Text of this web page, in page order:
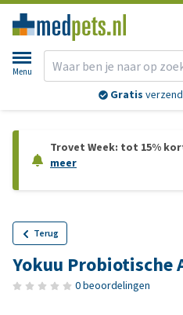
Menu
Gratis
Trovet Week: tot 15%
meer
Terug
Yokuu Probiotische
0 beoordelingen